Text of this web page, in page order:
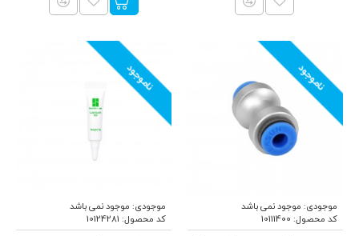
ناموجود
موجودی: موجود نمی باشد
کد محصول: 10111400
ناموجود
موجودی: موجود نمی باشد
کد محصول: 10124281